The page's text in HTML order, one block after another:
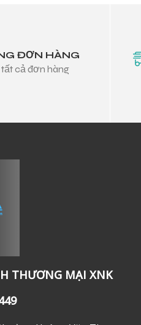
ĐƠN HÀNG
cả đơn hàng
THƯƠNG MẠI XNK